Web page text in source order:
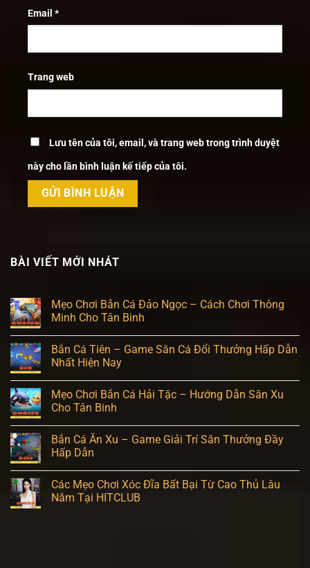
Email *
Trang web
Lưu tên của tôi, email, và trang web trong trình duyệt
này cho lần bình luận kế tiếp của tôi.
BÀI VIẾT MỚI NHÁT
Mẹo Chơi Bắn Cá Đảo Ngọc – Cách Chơi Thông
Minh Cho Tân Binh
Bắn Cá Tiên – Game Săn Cá Đổi Thưởng Hấp Dẫn
Nhất Hiện Nay
Mẹo Chơi Bắn Cá Hải Tặc – Hướng Dẫn Săn Xu
Cho Tân Binh
Bắn Cá Ăn Xu – Game Giải Trí Săn Thưởng Đầy
Hấp Dẫn
Các Mẹo Chơi Xóc Đĩa Bất Bại Từ Cao Thủ Lâu
Năm Tại HITCLUB